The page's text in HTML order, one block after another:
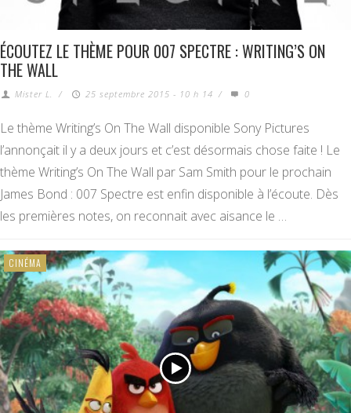
ÉCOUTEZ LE THÈME POUR 007 SPECTRE : WRITING’S ON
THE WALL
Mister L. / 25 septembre 2015 - 10 h 14 / 0
Le thème Writing’s On The Wall disponible Sony Pictures
l’annonçait il y a deux jours et c’est désormais chose faite ! Le
thème Writing’s On The Wall par Sam Smith pour le prochain
James Bond : 007 Spectre est enfin disponible à l’écoute. Dès
les premières notes, on reconnait avec aisance le …
CINÉMA